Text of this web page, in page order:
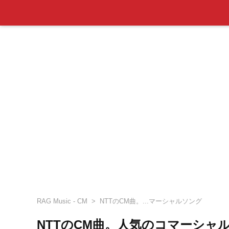
RAG Music - CM NTTのCM曲。...マーシャルソング
NTTのCM曲。人気のコマーシャ